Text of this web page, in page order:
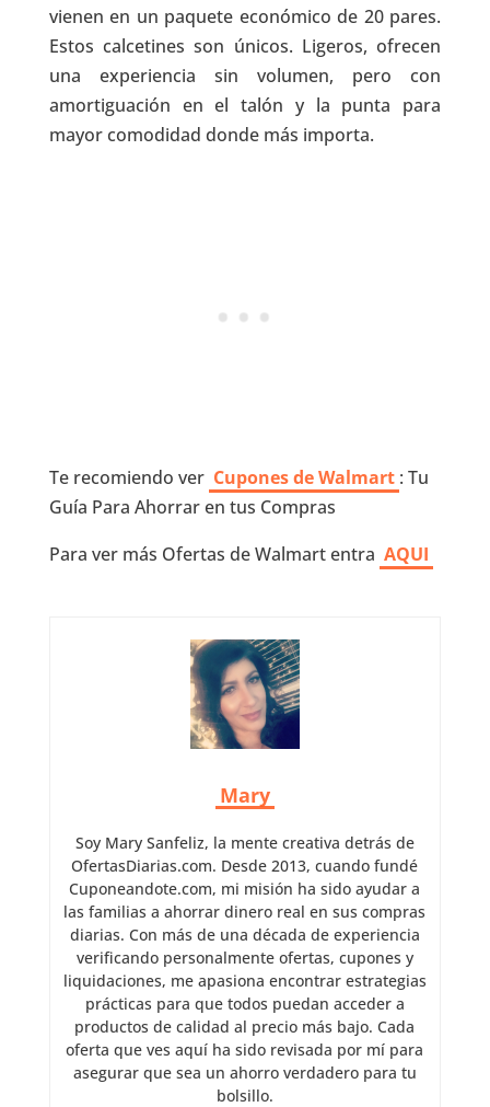
vienen en un paquete económico de 20 pares.
Estos calcetines son únicos. Ligeros, ofrecen
una experiencia sin volumen, pero con
amortiguación en el talón y la punta para
mayor comodidad donde más importa.
Te recomiendo ver Cupones de Walmart : Tu
Guía Para Ahorrar en tus Compras
Para ver más Ofertas de Walmart entra AQUI
Mary
Soy Mary Sanfeliz, la mente creativa detrás de
OfertasDiarias.com. Desde 2013, cuando fundé
Cuponeandote.com, mi misión ha sido ayudar a
las familias a ahorrar dinero real en sus compras
diarias. Con más de una década de experiencia
verificando personalmente ofertas, cupones y
liquidaciones, me apasiona encontrar estrategias
prácticas para que todos puedan acceder a
productos de calidad al precio más bajo. Cada
oferta que ves aquí ha sido revisada por mí para
asegurar que sea un ahorro verdadero para tu
bolsillo.